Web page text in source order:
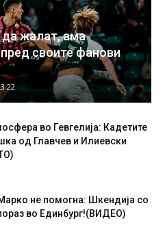
жалат, ама
своите фанови
во Гевгелија: Кадетите
од Главчев и Илиевски
не помогна: Шкендија со
во Единбург!(ВИДЕО)